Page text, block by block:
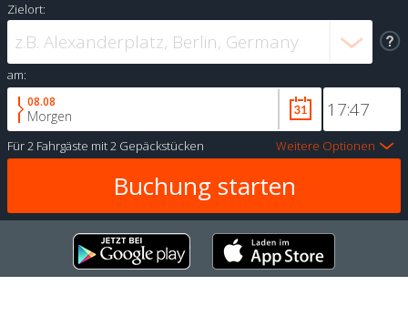
Zielort:
am:
08.08
Morgen
Für2 Fahrgäste mit2 Gepäckstücken Weitere Optionen